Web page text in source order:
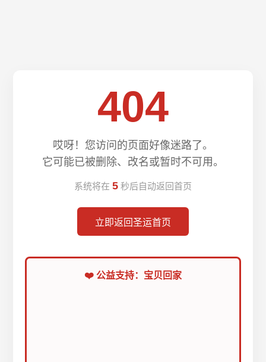
404
哎呀！您访问的页面好像迷路了。
它可能已被删除、改名或暂时不可用。
系统将在 5 秒后自动返回首页
立即返回圣运首页
❤️ 公益支持：宝贝回家